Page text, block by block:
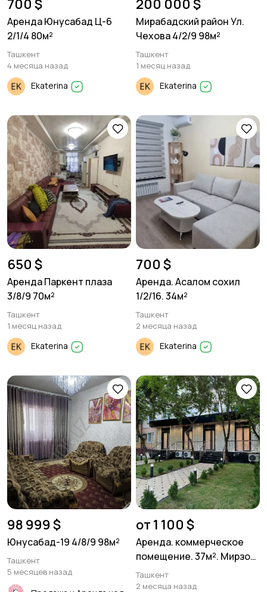
700 $
Аренда Юнусабад Ц-6
2/1/4 80м²
Ташкент
4 месяца назад
Ekaterina
200 000 $
Мирабадский район Ул.
Чехова 4/2/9 98м²
Ташкент
1 месяц назад
Ekaterina
650 $
Аренда Паркент плаза
3/8/9 70м²
Ташкент
1 месяц назад
Ekaterina
700 $
Аренда. Асалом сохил
1/2/16. 34м²
Ташкент
2 месяца назад
Ekaterina
98 999 $
Юнусабад-19 4/8/9 98м²
Ташкент
5 месяцев назад
от 1 100 $
Аренда. коммерческое
помещение. 37м². Мирзо
Улугбекский р-он. Академ
Городок.
Ташкент
2 месяца назад